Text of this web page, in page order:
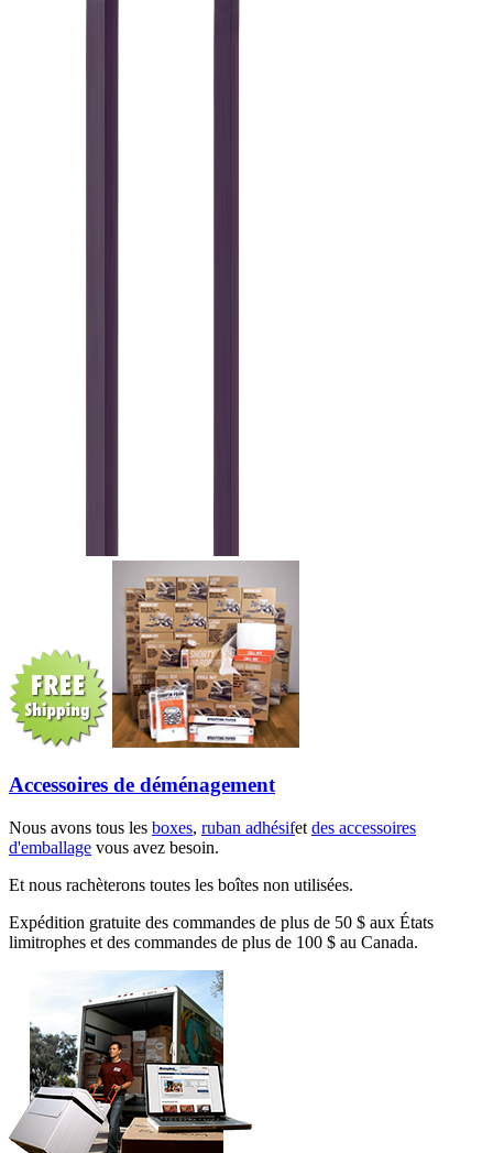
Accessoires de déménagement
Nous avons tous les boxes, ruban adhésifet des accessoires
d'emballage vous avez besoin.
Et nous rachèterons toutes les boîtes non utilisées.
Expédition gratuite des commandes de plus de 50 $ aux États
limitrophes et des commandes de plus de 100 $ au Canada.